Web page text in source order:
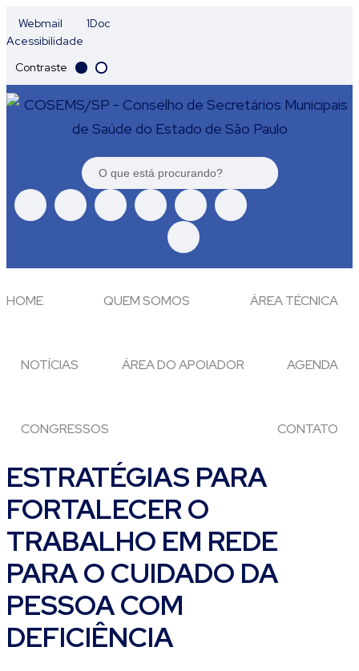
Webmail
1Doc
Acessibilidade
Contraste
HOME QUEM SOMOS ÁREA TÉCNICA
NOTÍCIAS ÁREA DO APOIADOR AGENDA
CONGRESSOS CONTATO
ESTRATÉGIAS PARA
FORTALECER O
TRABALHO EM REDE
PARA O CUIDADO DA
PESSOA COM
DEFICIÊNCIA